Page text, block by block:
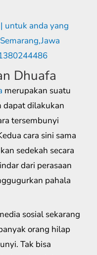
Dhuafa
merupakan suatu
dapat dilakukan
tersembunyi
cara sini sama
sedekah secara
dari perasaan
pahala
sosial sekarang
orang hilap
Tak bisa